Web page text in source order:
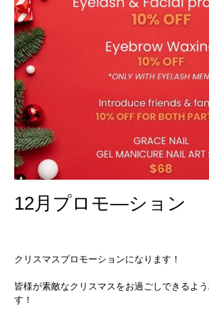
12月プロモ―ション
クリスマスプロモーションになります！
皆様が素敵なクリスマスをお過ごしできるよ
す！